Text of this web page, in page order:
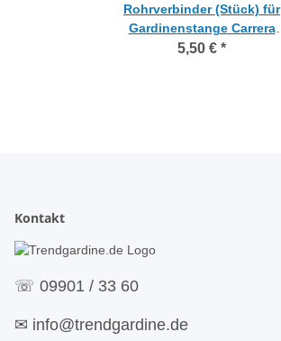
Rohrverbinder (Stück) für
Gardinenstange Carrera
Innenlauf 19 mm
5,50 € *
Kontakt
☏ 09901 / 33 60
✉ info@trendgardine.de